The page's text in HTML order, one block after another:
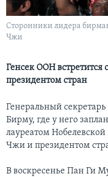
Learning English
Сторонники лидера
Чжи
Генсек ООН
президентом стран
Генеральный
Бирму, где у него
лауреатом
Чжи и президентом
В воскресенье Пан Ги